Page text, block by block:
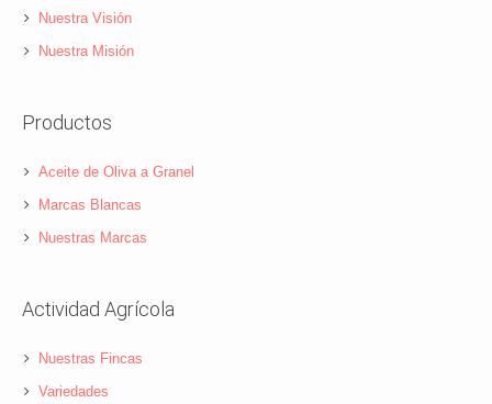
Nuestra Visión
Nuestra Misión
Productos
Aceite de Oliva a Granel
Marcas Blancas
Nuestras Marcas
Actividad Agrícola
Nuestras Fincas
Variedades